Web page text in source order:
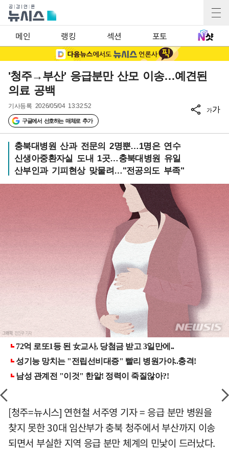
메인 랭킹 섹션 포토
'청주→부산' 응급분만 산모 이송…예견된
의료 공백
기사등록 2026/05/04 13:32:52
구글에서 선호하는 매체로 추가
가가
충북대병원 산과 전문의 2명뿐…1명은 연수
신생아중환자실 도내 1곳…충북대병원 유일
산부인과 기피현상 맞물려…"전공의도 부족"
[청주=뉴시스] 연현철 서주영 기자 = 응급 분만 병원을
찾지 못한 30대 임산부가 충북 청주에서 부산까지 이송
되면서 부실한 지역 응급 분만 체계의 민낯이 드러났다.